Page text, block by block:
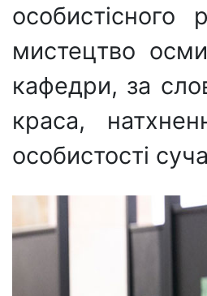
особистісного
мистецтво
кафедри, за
краса,
особистості